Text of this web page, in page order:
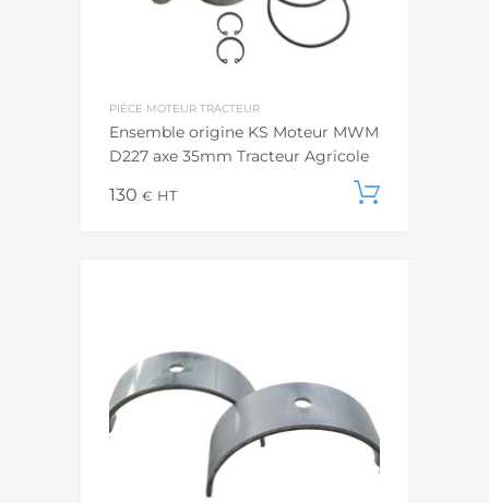
PIÈCE MOTEUR TRACTEUR
Ensemble origine KS Moteur MWM
D227 axe 35mm Tracteur Agricole
130 € HT